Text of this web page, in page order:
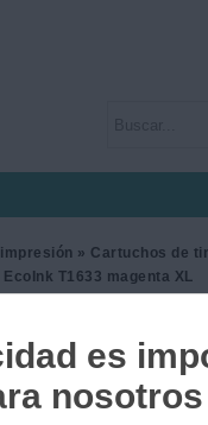
» Cartuchos de
EcoInk T1633 magenta XL
179M Tinta
Ref. I2EPST1633